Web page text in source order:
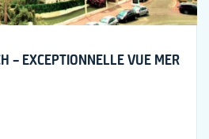
– EXCEPTIONNELLE VUE MER